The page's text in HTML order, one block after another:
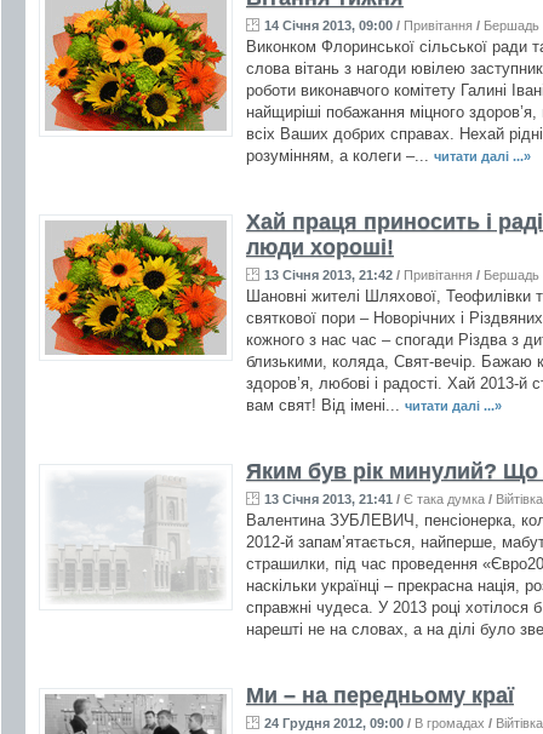
14 Січня 2013, 09:00 / Привітання / Бершадь
Виконком Флоринської сільської ради
слова вітань з нагоди ювілею
роботи виконавчого комітету Галині
найщиріші побажання міцного
всіх Ваших добрих справах. Нехай
розумінням, а колеги –... читати далі ...»
Хай праця приносить і
люди хороші!
13 Січня 2013, 21:42 / Привітання / Бершадь
Шановні жителі Шляхової, Теофилівки
святкової пори – Новорічних і
кожного з нас час – спогади Різдва з
близькими, коляда, Свят-вечір. Бажаю
здоров’я, любові і радості. Хай 2013-
вам свят! Від імені... читати далі ...»
Яким був рік минулий? Що
13 Січня 2013, 21:41 / Є така думка / Війтівка
Валентина ЗУБЛЕВИЧ, пенсіонерка,
2012-й запам’ятається, найперше,
страшилки, під час проведення
наскільки українці – прекрасна нація,
справжні чудеса. У 2013 році хотілося
нарешті не на словах, а на ділі було
Ми – на передньому краї
24 Грудня 2012, 09:00 / В громадах / Війтівка